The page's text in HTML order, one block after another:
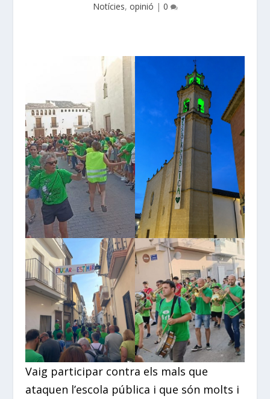
Notícies, opinió | 0
Vaig participar contra els mals que
ataquen l’escola pública i que són molts i